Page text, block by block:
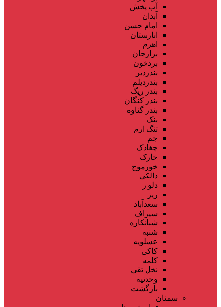
آب پخش
آبدان
امام حسن
انارستان
اهرم
برازجان
بردخون
بندردیر
بندردیلم
بندر ریگ
بندر کنگان
بندر گناوه
بنک
تنگ ارم
جم
چغادک
خارک
خورموج
دالکی
دلوار
ریز
سعدآباد
سیراف
شبانکاره
شنبه
عسلویه
کاکی
کلمه
نخل تقی
وحدتیه
بازگشت
سمنان